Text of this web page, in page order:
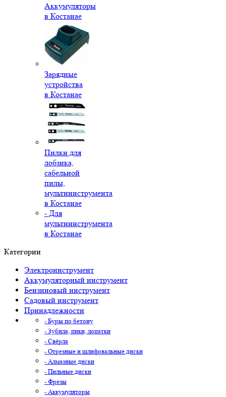
Аккумуляторы
в Костанае
Зарядные
устройства
в Костанае
Пилки для
лобзика,
сабельной
пилы,
мультиинструмента
в Костанае
- Для
мультиинструмента
в Костанае
Категории
Электроинструмент
Аккумуляторный инструмент
Бензиновый инструмент
Садовый инструмент
Принадлежности
- Буры по бетону
- Зубила, пики, лопатки
- Свёрла
- Отрезные и шлифовальные диски
- Алмазные диски
- Пильные диски
- Фрезы
- Аккумуляторы